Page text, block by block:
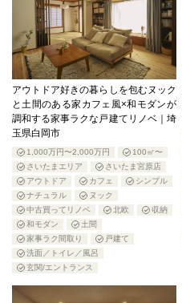
アウトドア好きの暮らしを包むヌック
と土間のある家カフェ風×和モダンが
調和する家事ラクな戸建てリノベ｜埼
玉県白岡市
1,000万円〜2,000万円
100㎡〜
さいたまエリア
さいたま宮原店
アウトドア
カフェ
シンプル
ナチュラル
ヌック
中古買ってリノベ
北欧
収納
和モダン
土間
家事ラク間取り
戸建て
洗面／トイレ／風呂
玄関/エントランス